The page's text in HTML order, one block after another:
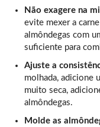
Não exagere na
evite mexer a
almôndegas com
suficiente para
Ajuste a
molhada, adicione
muito seca,
almôndegas.
Molde as